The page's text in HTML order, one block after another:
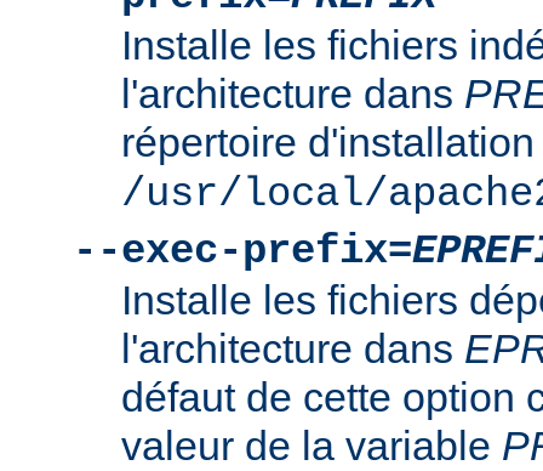
Installe les fichiers
l'architecture dans
répertoire
/usr/local/
--exec-prefix=
Installe les fichiers
l'architecture dans
défaut de cette option
valeur de la variable